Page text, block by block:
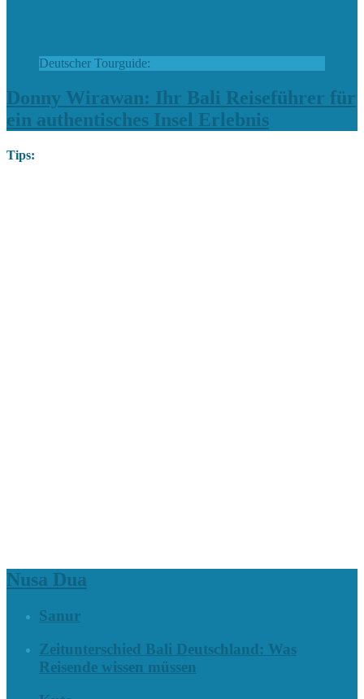
Deutscher Tourguide:
Donny Wirawan: Ihr Bali Reiseführer für
ein authentisches Insel Erlebnis
Tips:
Nusa Dua
Sanur
Zeitunterschied Bali Deutschland: Was
Reisende wissen müssen